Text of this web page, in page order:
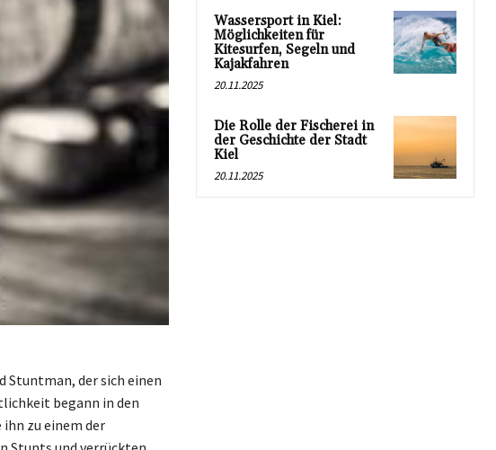
Stuntman, der sich einen
begann in den
ihn zu einem der
Wassersport in Kiel:
Möglichkeiten für
Kitesurfen, Segeln und
Kajakfahren
20.11.2025
Die Rolle der Fischerei in
der Geschichte der Stadt
Kiel
20.11.2025